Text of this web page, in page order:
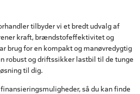
tilbyder vi et bredt udvalg af
kraft, brændstofeffektivitet og
brug for en kompakt og manøvredygtig
robust og driftssikker lastbil til de tunge
til dig.
så du kan finde